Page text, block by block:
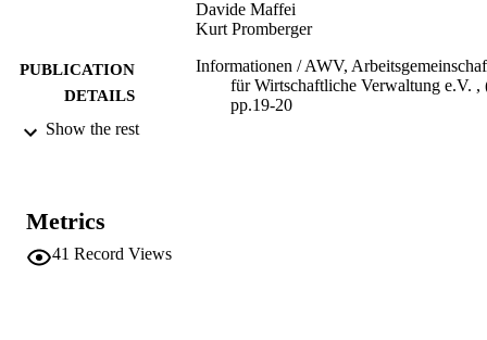
Davide Maffei
Kurt Promberger
PUBLICATION
DETAILS
Informationen / AWV,
für Wirtschaftliche Verwaltung e.V. ,
pp.19-20
ACADEMIC
Show the rest
Metrics
41 Record Views